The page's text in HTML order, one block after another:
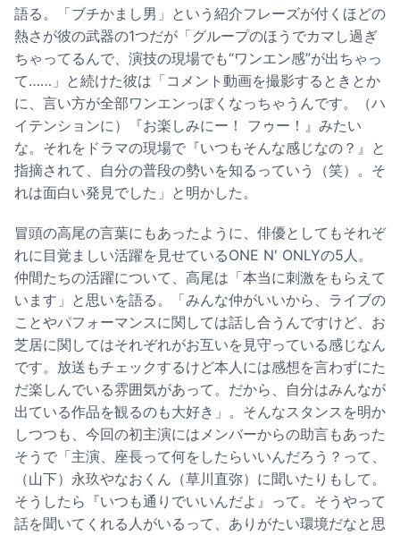
語る。「ブチかまし男」という紹介フレーズが付くほどの
熱さが彼の武器の1つだが「グループのほうでカマし過ぎ
ちゃってるんで、演技の現場でも“ワンエン感”が出ちゃっ
て……」と続けた彼は「コメント動画を撮影するときとか
に、言い方が全部ワンエンっぽくなっちゃうんです。（ハ
イテンションに）『お楽しみにー！ フゥー！』みたい
な。それをドラマの現場で『いつもそんな感じなの？』と
指摘されて、自分の普段の勢いを知るっていう（笑）。そ
れは面白い発見でした」と明かした。
冒頭の高尾の言葉にもあったように、俳優としてもそれぞ
れに目覚ましい活躍を見せているONE N' ONLYの5人。
仲間たちの活躍について、高尾は「本当に刺激をもらえて
います」と思いを語る。「みんな仲がいいから、ライブの
ことやパフォーマンスに関しては話し合うんですけど、お
芝居に関してはそれぞれがお互いを見守っている感じなん
です。放送もチェックするけど本人には感想を言わずにた
だ楽しんでいる雰囲気があって。だから、自分はみんなが
出ている作品を観るのも大好き」。そんなスタンスを明か
しつつも、今回の初主演にはメンバーからの助言もあった
そうで「主演、座長って何をしたらいいんだろう？って、
（山下）永玖やなおくん（草川直弥）に聞いたりもして。
そうしたら『いつも通りでいいんだよ』って。そうやって
話を聞いてくれる人がいるって、ありがたい環境だなと思